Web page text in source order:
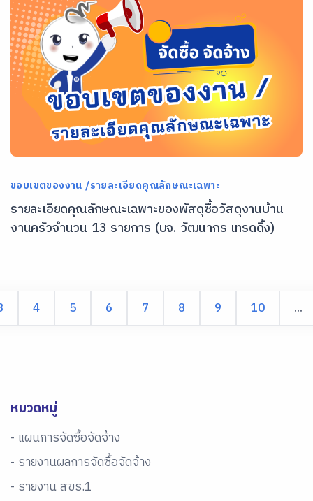
ขอบเขตของงาน /รายละเอียดคุณลักษณะเฉพาะ
รายละเอียดคุณลักษณะเฉพาะของพัสดุซื้อวัสดุงานบ้าน
งานครัวจำนวน 13 รายการ (บจ. วัฒนากร เทรดดิ้ง)
4 5 6 7 8 9 10 ...
หมวดหมู่
- แผนการจัดซื้อจัดจ้าง
- รายงานผลการจัดซื้อจัดจ้าง
- รายงาน สขร.1